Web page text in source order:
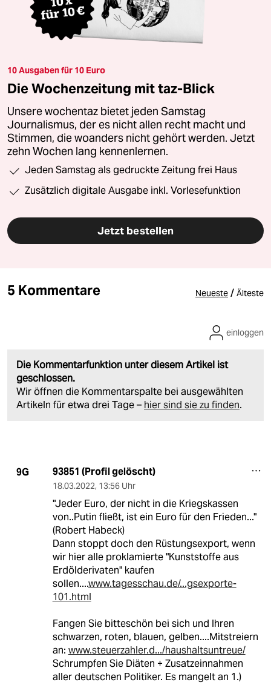
10 Ausgaben für 10 Euro
Die Wochenzeitung mit taz-Blick
Unsere wochentaz bietet jeden Samstag
Journalismus, der es nicht allen recht macht und
Stimmen, die woanders nicht gehört werden. Jetzt
zehn Wochen lang kennenlernen.
Jeden Samstag als gedruckte Zeitung frei Haus
Zusätzlich digitale Ausgabe inkl. Vorlesefunktion
Jetzt bestellen
5 Kommentare Neueste / Älteste
Die Kommentarfunktion unter diesem Artikel ist
geschlossen.
Wir öffnen die Kommentarspalte bei ausgewählten
Artikeln für etwa drei Tage – hier sind sie zu finden.
einloggen
9G 93851 (Profil gelöscht)
18.03.2022, 13:56 Uhr
"Jeder Euro, der nicht in die Kriegskassen
von..Putin fließt, ist ein Euro für den Frieden..."
(Robert Habeck)
Dann stoppt doch den Rüstungsexport, wenn
wir hier alle proklamierte "Kunststoffe aus
Erdölderivaten" kaufen
sollen....www.tagesschau.de/...gsexporte-
101.html
Fangen Sie bitteschön bei sich und Ihren
schwarzen, roten, blauen, gelben....Mitstreiern
an: www.steuerzahler.d.../haushaltsuntreue/
Schrumpfen Sie Diäten + Zusatzeinnahmen
aller deutschen Politiker. Es mangelt an 1.)